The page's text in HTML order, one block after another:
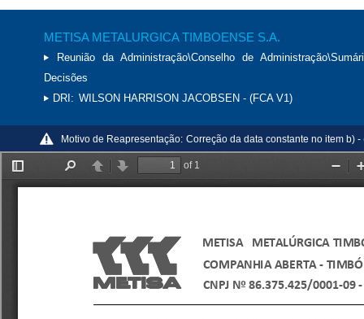
METISA METALURGICA TIMBOENSE S.A.
Reunião da Administração\Conselho de
Decisões
DRI: WILSON HARRISON JACOBSEN - (FCA V1)
Motivo de Reapresentação: Correção da data constante no item b)